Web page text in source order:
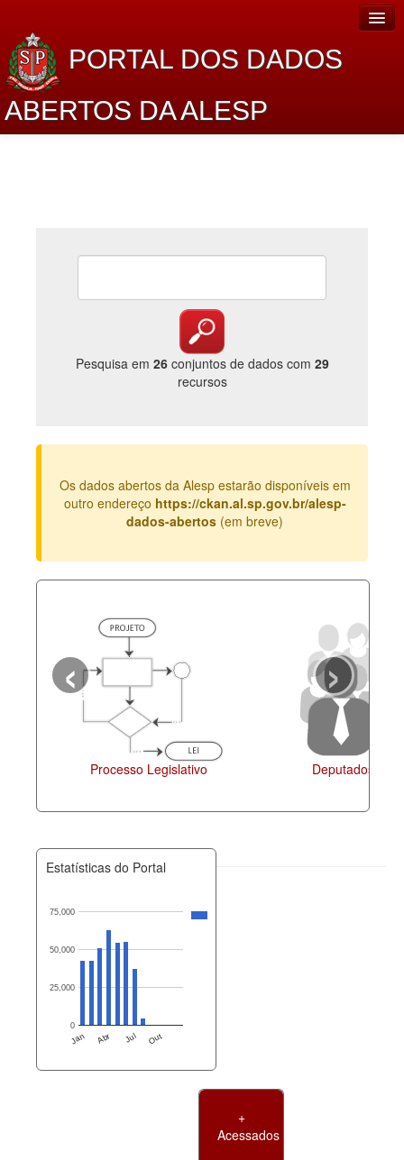
PORTAL DOS DADOS
ABERTOS DA ALESP
Lei de Acesso à Informação
Catálogo de dados
Legislação
Perguntas frequentes
Pesquisa em 26conjuntos de dados com 29
recursos
Os dados abertos da Alesp estarão disponíveis em
outro endereço https://ckan.al.sp.gov.br/alesp-
dados-abertos (em breve)
Processo Legislativo Deputados
‹ ›
Estatísticas do Portal
Jan Abr Jul Out
0
25,000
50,000
75,000
+
Acessados